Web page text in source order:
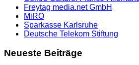
Freytag media.net GmbH
MiRO
Sparkasse Karlsruhe
Deutsche Telekom Stiftung
Neueste Beiträge